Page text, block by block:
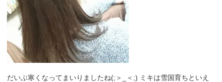
だいぶ寒くなってまいりましたね(;＞_＜;) ミキは雪国育ちといえ